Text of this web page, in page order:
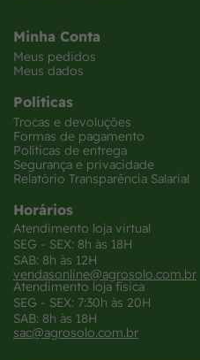
Minha Conta
Meus pedidos
Meus dados
Políticas
Trocas e devoluções
Formas de pagamento
Políticas de entrega
Segurança e privacidade
Relatório Transparência Salarial
Horários
Atendimento loja virtual
SEG - SEX: 8h às 18H
SAB: 8h às 12H
vendasonline@agrosolo.com.br
Atendimento loja física
SEG - SEX: 7:30h às 20H
SAB: 8h às 18H
sac@agrosolo.com.br